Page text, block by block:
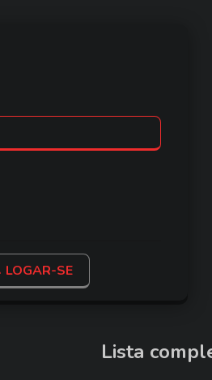
LOGAR-SE
Lista